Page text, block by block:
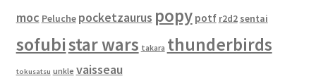
moc Peluche pocketzaurus popy potf r2d2 sentai
sofubistar wars takara thunderbirds
tokusatsu unkle vaisseau